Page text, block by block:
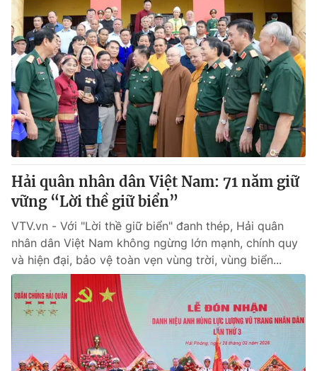
Hải quân nhân dân Việt Nam: 71 năm giữ
vững “Lời thề giữ biển”
VTV.vn - Với "Lời thề giữ biển" đanh thép, Hải quân
nhân dân Việt Nam không ngừng lớn mạnh, chính quy
và hiện đại, bảo vệ toàn vẹn vùng trời, vùng biển...